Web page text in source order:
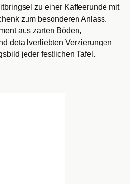
zu einer Kaffeerunde mit
zum besonderen Anlass.
aus zarten Böden,
detailverliebten Verzierungen
jeder festlichen Tafel.